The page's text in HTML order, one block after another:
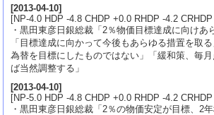
[2013-04-10]
[NP-4.0 HDP -4.8 CHDP +0.0 RHDP -4.2
・黒田東彦日銀総裁「2％物価目標達成に向けあ
「目標達成に向かって今後もあらゆる措置を取
為替を目標にしたものではない」「緩和策、毎
ば当然調整する」
[2013-04-10]
[NP-5.0 HDP -4.8 CHDP +0.0 RHDP -4.2
・黒田東彦日銀総裁「2％の物価安定が目標、2